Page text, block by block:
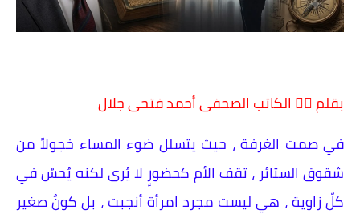
بقلم ✍🏻 الكاتب الصحفى أحمد فتحى جلال
في صمت الغرفة ، حيث يتسلل ضوء المساء خجولاً من
شقوق الستائر ، تقف الأم كحضورٍ لا يُرى لكنه يُحسُ في
كلّ زاوية ، هي ليست مجرد امرأة أنجبت ، بل كونٌ صغير